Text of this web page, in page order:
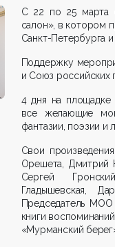
С 22 по 25 марта
салон», в котором
Санкт-Петербурга
Поддержку
и Союз российских
4 дня на площадке
все желающие
фантазии, поэзии и
Свои
Орешета, Дмитрий
Сергей
Гладышевская,
Председатель
книги
«Мурманский